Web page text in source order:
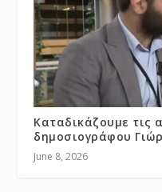
Καταδικάζουμε τις
δημοσιογράφου
June 8, 2026